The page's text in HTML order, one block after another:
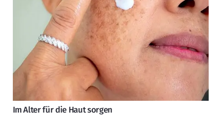
Im Alter für die Haut sorgen